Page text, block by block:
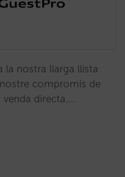
la nostra llarga llista
compromís de
venda directa.…